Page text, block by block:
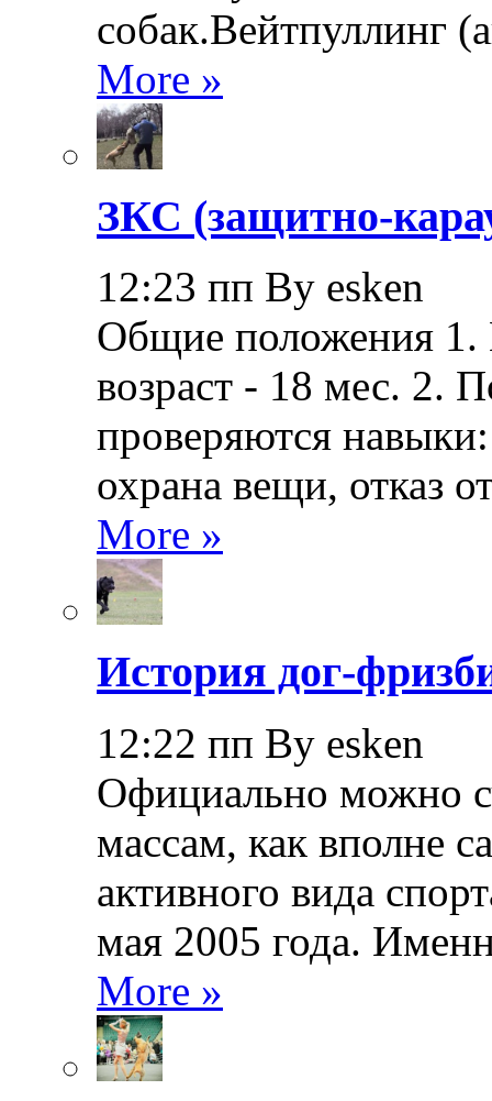
собак.Вейтпуллинг
More »
ЗКС (защитно-
12:23 пп By esken
Общие положения
возраст - 18 мес. 2.
проверяются
охрана вещи, отказ
More »
История дог-
12:22 пп By esken
Официально можно
массам, как вполне
активного вида
мая 2005 года.
More »